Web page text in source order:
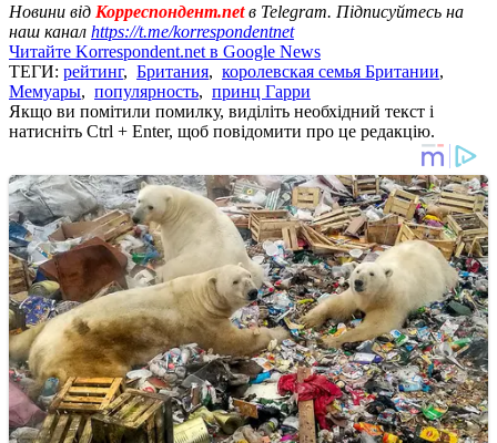
Новини від Корреспондент.netв Telegram. Підписуйтесь на
наш канал https://t.me/korrespondentnet
Читайте Korrespondent.net в Google News
ТЕГИ: рейтинг, Британия, королевская семья Британии,
Мемуары, популярность, принц Гарри
Якщо ви помітили помилку, виділіть необхідний текст і
натисніть Ctrl + Enter, щоб повідомити про це редакцію.